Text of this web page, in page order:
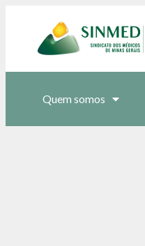
Quem somos